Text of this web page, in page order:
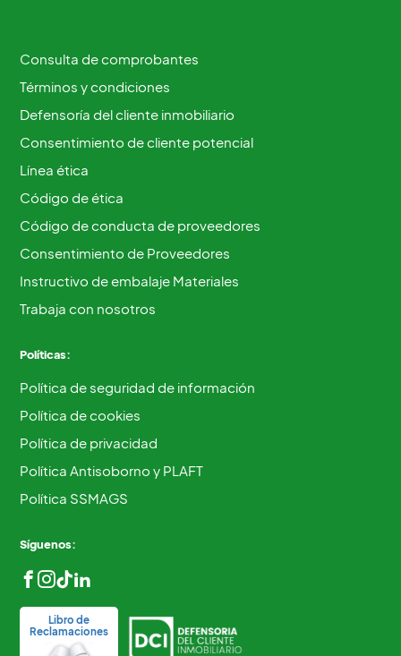
Consulta de comprobantes
Términos y condiciones
Defensoría del cliente inmobiliario
Consentimiento de cliente potencial
Línea ética
Código de ética
Código de conducta de proveedores
Consentimiento de Proveedores
Instructivo de embalaje Materiales
Trabaja con nosotros
Políticas:
Política de seguridad de información
Política de cookies
Política de privacidad
Política Antisoborno y PLAFT
Política SSMAGS
Síguenos:
Libro de
Reclamaciones